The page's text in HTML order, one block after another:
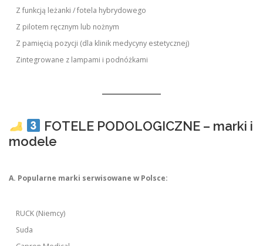
Z funkcją leżanki / fotela hybrydowego
Z pilotem ręcznym lub nożnym
Z pamięcią pozycji (dla klinik medycyny estetycznej)
Zintegrowane z lampami i podnóżkami
FOTELE PODOLOGICZNE – marki i
modele
A. Popularne marki serwisowane w Polsce:
RUCK (Niemcy)
Suda